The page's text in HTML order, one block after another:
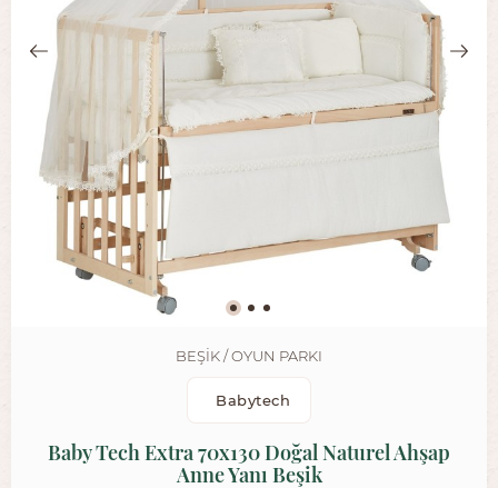
BEŞIK / OYUN PARKI
Babytech
Baby Tech Extra 70x130 Doğal Naturel Ahşap
Anne Yanı Beşik